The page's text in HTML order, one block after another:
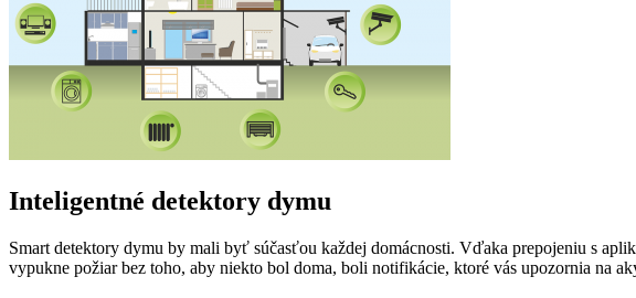
Inteligentné detektory dymu
Smart detektory dymu by mali byť súčasťou každej domácnosti. Vďaka prepojeniu s
vypukne požiar bez toho, aby niekto bol doma, boli notifikácie, ktoré vás upozornia na